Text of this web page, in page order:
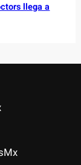
llega a